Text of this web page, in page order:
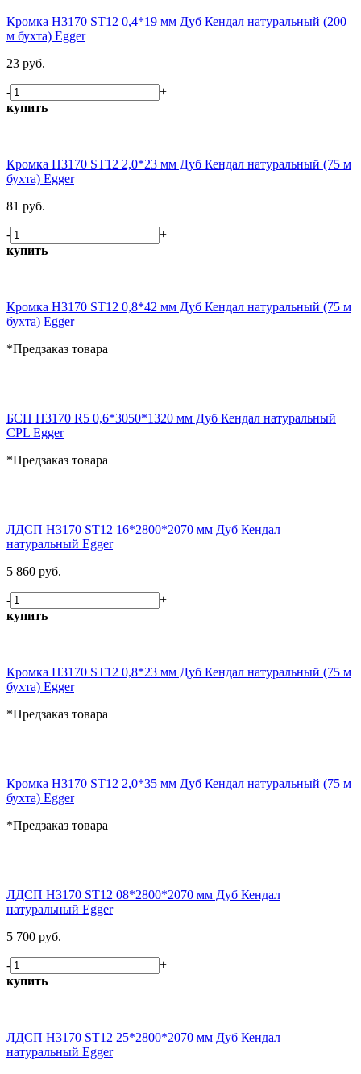
Кромка H3170 ST12 0,4*19 мм Дуб Кендал натуральный (200
м бухта) Egger
23 руб.
-
+
купить
Кромка H3170 ST12 2,0*23 мм Дуб Кендал натуральный (75 м
бухта) Egger
81 руб.
-
+
купить
Кромка H3170 ST12 0,8*42 мм Дуб Кендал натуральный (75 м
бухта) Egger
*Предзаказ товара
БСП H3170 R5 0,6*3050*1320 мм Дуб Кендал натуральный
CPL Egger
*Предзаказ товара
ЛДСП H3170 ST12 16*2800*2070 мм Дуб Кендал
натуральный Egger
5 860 руб.
-
+
купить
Кромка H3170 ST12 0,8*23 мм Дуб Кендал натуральный (75 м
бухта) Egger
*Предзаказ товара
Кромка H3170 ST12 2,0*35 мм Дуб Кендал натуральный (75 м
бухта) Egger
*Предзаказ товара
ЛДСП H3170 ST12 08*2800*2070 мм Дуб Кендал
натуральный Egger
5 700 руб.
-
+
купить
ЛДСП H3170 ST12 25*2800*2070 мм Дуб Кендал
натуральный Egger